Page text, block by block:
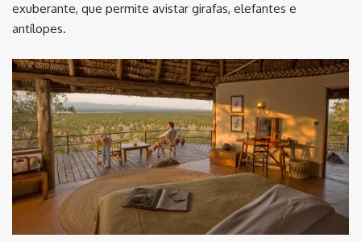
exuberante, que permite avistar girafas, elefantes e
antílopes.